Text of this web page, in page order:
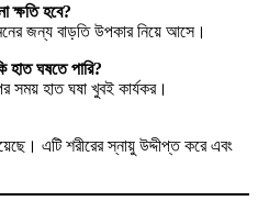
ক্ষতি হবে?
জন্য বাড়তি উপকার নিয়ে আসে।
ঘষতে পারি?
সময় হাত ঘষা খুবই কার্যকর।
এটি শরীরের স্নায়ু উদ্দীপ্ত করে এবং